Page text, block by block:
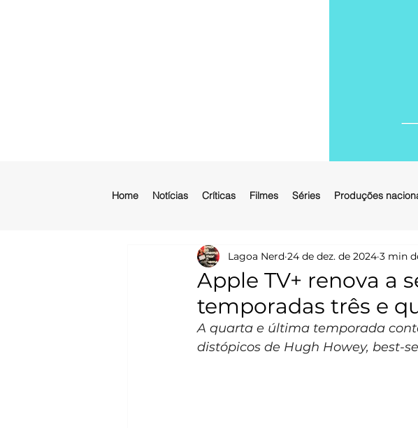
Home Notícias Críticas Filmes Séries Produções
Apple TV+ renova a
temporadas três e
Lagoa Nerd 24 de dez. de 2024 3 min
A quarta e última temporada
distópicos de Hugh Howey, best-